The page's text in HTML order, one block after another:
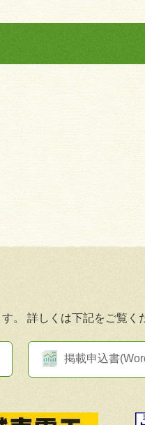
。 詳しくは下記をご覧く
掲載申込書